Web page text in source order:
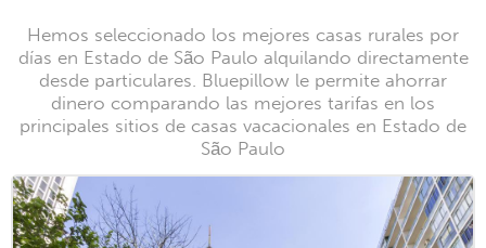
Hemos seleccionado los mejores casas rurales por
días en Estado de São Paulo alquilando directamente
desde particulares. Bluepillow le permite ahorrar
dinero comparando las mejores tarifas en los
principales sitios de casas vacacionales en Estado de
São Paulo